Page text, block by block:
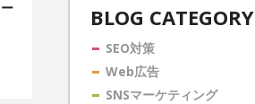
BLOG CATEGORY
SEO対策
Web広告
SNSマーケティング